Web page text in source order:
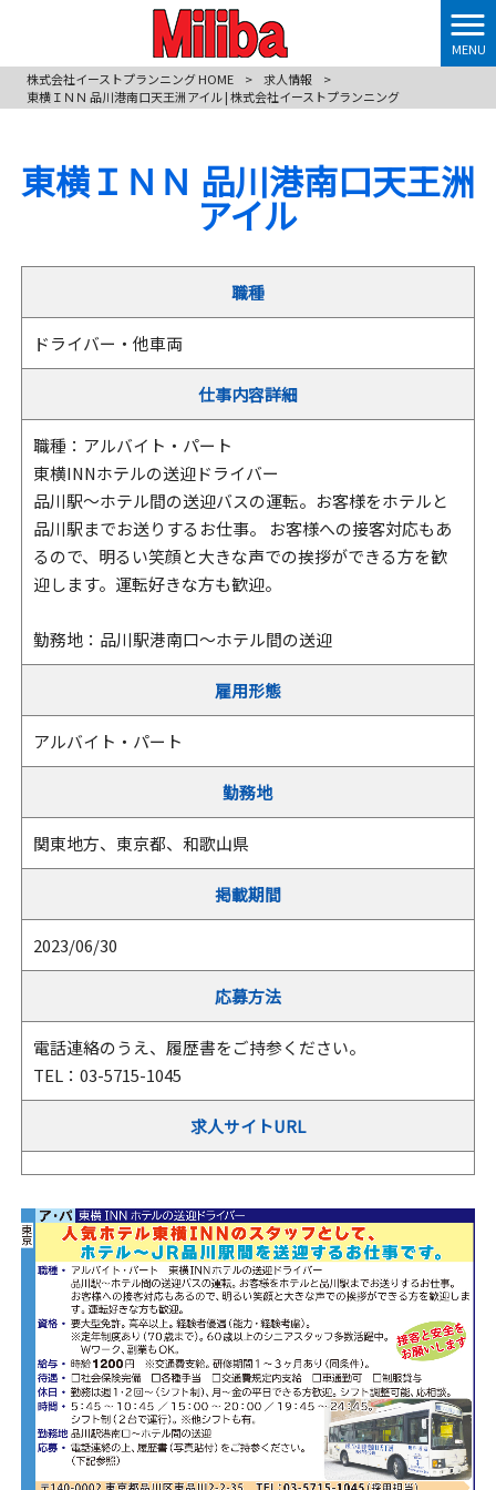
MENU
株式会社イーストプランニング HOME
> 求人情報
>
東横ＩＮＮ 品川港南口天王洲アイル | 株式会社イーストプランニング
東横ＩＮＮ 品川港南口天王洲
アイル
職種
ドライバー・他車両
仕事内容詳細
職種：アルバイト・パート
東横INNホテルの送迎ドライバー
品川駅～ホテル間の送迎バスの運転。お客様をホテルと
品川駅までお送りするお仕事。 お客様への接客対応もあ
るので、明るい笑顔と大きな声での挨拶ができる方を歓
迎します。運転好きな方も歓迎。
勤務地：品川駅港南口～ホテル間の送迎
雇用形態
アルバイト・パート
勤務地
関東地方、東京都、和歌山県
掲載期間
2023/06/30
応募方法
電話連絡のうえ、履歴書をご持参ください。
TEL：03-5715-1045
求人サイトURL